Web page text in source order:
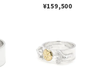
¥159,500